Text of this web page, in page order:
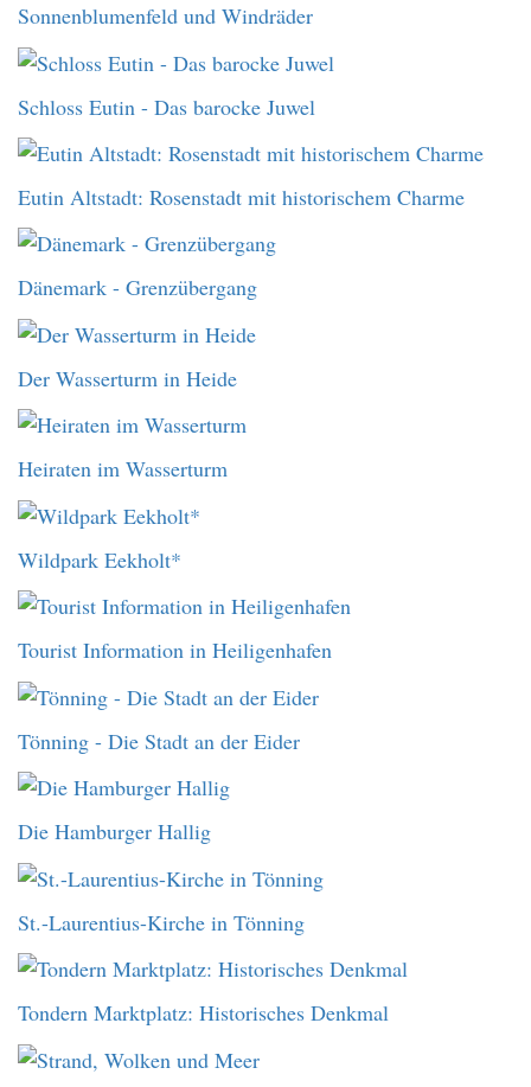
Sonnenblumenfeld und Windräder
Schloss Eutin - Das barocke Juwel
Eutin Altstadt: Rosenstadt mit historischem Charme
Dänemark - Grenzübergang
Der Wasserturm in Heide
Heiraten im Wasserturm
Wildpark Eekholt*
Tourist Information in Heiligenhafen
Tönning - Die Stadt an der Eider
Die Hamburger Hallig
St.-Laurentius-Kirche in Tönning
Tondern Marktplatz: Historisches Denkmal